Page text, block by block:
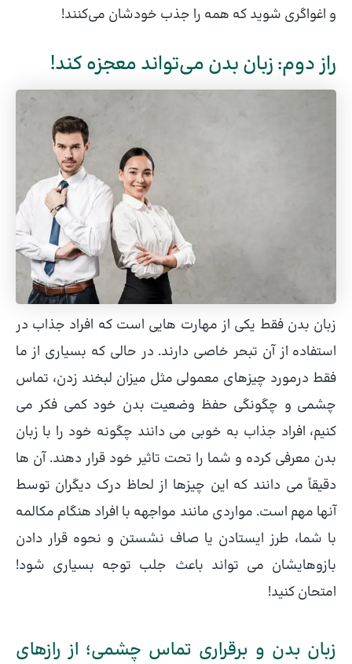
و اغواگری شوید که همه را جذب خودشان می‌کنند!
راز دوم: زبان بدن می‌تواند معجزه کند!
زبان بدن فقط یکی از مهارت هایی است که افراد جذاب در
استفاده از آن تبحر خاصی دارند. در حالی که بسیاری از ما
فقط درمورد چیزهای معمولی مثل میزان لبخند زدن، تماس
چشمی و چگونگی حفظ وضعیت بدن خود کمی فکر می
کنیم، افراد جذاب به خوبی می دانند چگونه خود را با زبان
بدن معرفی کرده و شما را تحت تاثیر خود قرار دهند. آن ها
دقیقاً می دانند که این چیزها از لحاظ درک دیگران توسط
آنها مهم است. مواردی مانند مواجهه با افراد هنگام مکالمه
با شما، طرز ایستادن یا صاف نشستن و نحوه قرار دادن
بازوهایشان می تواند باعث جلب توجه بسیاری شود!
امتحان کنید!
زبان بدن و برقراری تماس چشمی؛ از رازهای